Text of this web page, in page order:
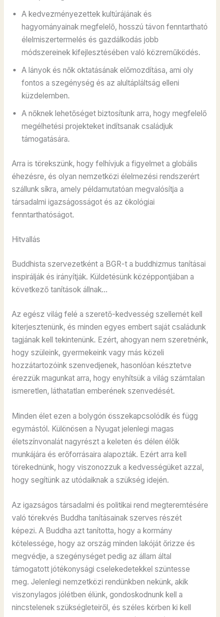
A kedvezményezettek kultúrájának és
hagyományainak megfelelő, hosszú távon fenntartható
élelmiszertermelés és gazdálkodás jobb
módszereinek kifejlesztésében való közreműködés.
A lányok és nők oktatásának előmozdítása, ami oly
fontos a szegénység és az alultápláltság elleni
küzdelemben.
A nőknek lehetőséget biztosítunk arra, hogy megfelelő
megélhetési projekteket indítsanak családjuk
támogatására.
Arra is törekszünk, hogy felhívjuk a figyelmet a globális
éhezésre, és olyan nemzetközi élelmezési rendszerért
szállunk síkra, amely példamutatóan megvalósítja a
társadalmi igazságosságot és az ökológiai
fenntarthatóságot.
Hitvallás
Buddhista szervezetként a BGR-t a buddhizmus tanításai
inspirálják és irányítják. Küldetésünk középpontjában a
következő tanítások állnak…
Az egész világ felé a szerető-kedvesség szellemét kell
kiterjesztenünk, és minden egyes embert saját családunk
tagjának kell tekintenünk. Ezért, ahogyan nem szeretnénk,
hogy szüleink, gyermekeink vagy más közeli
hozzátartozóink szenvedjenek, hasonlóan késztetve
érezzük magunkat arra, hogy enyhítsük a világ számtalan
ismeretlen, láthatatlan emberének szenvedését.
Minden élet ezen a bolygón összekapcsolódik és függ
egymástól. Különösen a Nyugat jelenlegi magas
életszínvonalát nagyrészt a keleten és délen élők
munkájára és erőforrásaira alapozták. Ezért arra kell
törekednünk, hogy viszonozzuk a kedvességüket azzal,
hogy segítünk az utódaiknak a szükség idején.
Az igazságos társadalmi és politikai rend megteremtésére
való törekvés Buddha tanításainak szerves részét
képezi. A Buddha azt tanította, hogy a kormány
kötelessége, hogy az ország minden lakóját őrizze és
megvédje, a szegénységet pedig az állam által
támogatott jótékonysági cselekedetekkel szüntesse
meg. Jelenlegi nemzetközi rendünkben nekünk, akik
viszonylagos jólétben élünk, gondoskodnunk kell a
nincstelenek szükségleteiről, és széles körben ki kell